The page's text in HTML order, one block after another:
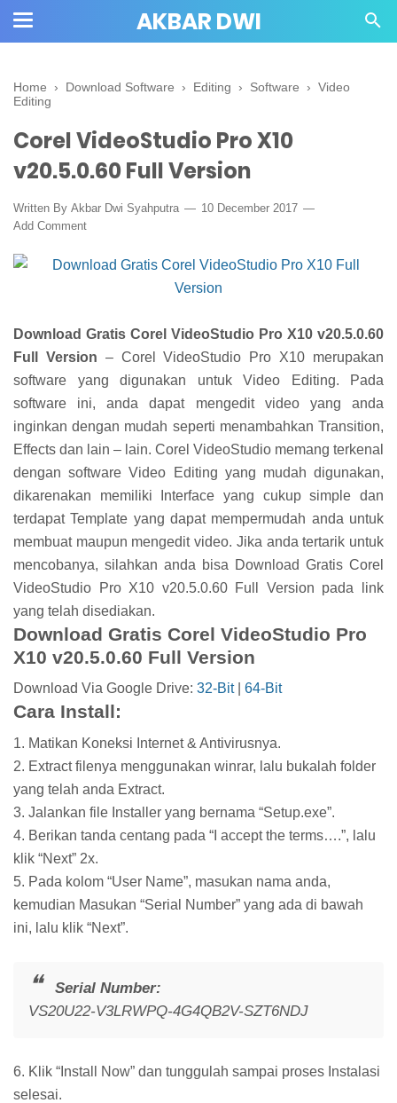
AKBAR DWI
Home › Download Software › Editing › Software › Video
Editing
Corel VideoStudio Pro X10
v20.5.0.60 Full Version
Written By Akbar Dwi Syahputra
10 December 2017
Add Comment
Download Gratis Corel VideoStudio Pro X10 v20.5.0.60
Full Version – Corel VideoStudio Pro X10 merupakan
software yang digunakan untuk Video Editing. Pada
software ini, anda dapat mengedit video yang anda
inginkan dengan mudah seperti menambahkan Transition,
Effects dan lain – lain. Corel VideoStudio memang terkenal
dengan software Video Editing yang mudah digunakan,
dikarenakan memiliki Interface yang cukup simple dan
terdapat Template yang dapat mempermudah anda untuk
membuat maupun mengedit video. Jika anda tertarik untuk
mencobanya, silahkan anda bisa Download Gratis Corel
VideoStudio Pro X10 v20.5.0.60 Full Version pada link
yang telah disediakan.
Download Gratis Corel VideoStudio Pro
X10 v20.5.0.60 Full Version
Download Via Google Drive: 32-Bit| 64-Bit
Cara Install:
1. Matikan Koneksi Internet & Antivirusnya.
2. Extract filenya menggunakan winrar, lalu bukalah folder
yang telah anda Extract.
3. Jalankan file Installer yang bernama “Setup.exe”.
4. Berikan tanda centang pada “I accept the terms….”, lalu
klik “Next” 2x.
5. Pada kolom “User Name”, masukan nama anda,
kemudian Masukan “Serial Number” yang ada di bawah
ini, lalu klik “Next”.
Serial Number:
VS20U22-V3LRWPQ-4G4QB2V-SZT6NDJ
6. Klik “Install Now” dan tunggulah sampai proses Instalasi
selesai.